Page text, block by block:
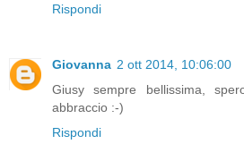
Rispondi
Giovanna 2 ott 2014, 10:06:00
Giusy sempre bellissima,
abbraccio :-)
Rispondi